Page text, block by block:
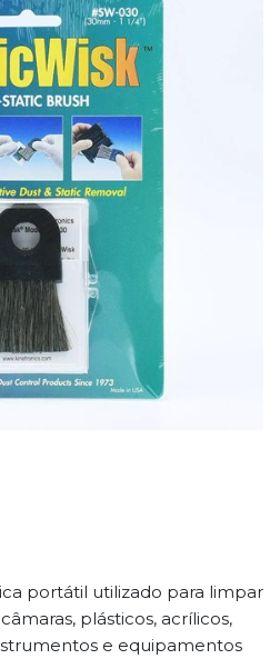
portátil utilizado para limpar
plásticos, acrílicos,
e equipamentos